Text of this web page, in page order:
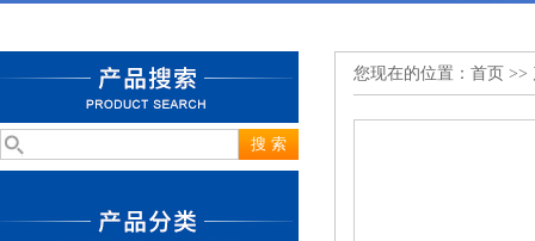
您现在的位置： 首页 >>